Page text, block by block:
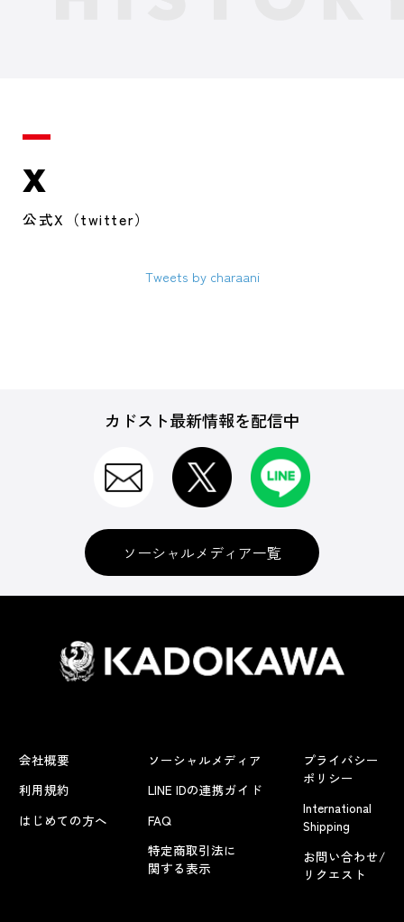
X
公式X（twitter）
Tweets by charaani
カドスト最新情報を配信中
ソーシャルメディア一覧
会社概要
利用規約
はじめての方へ
ソーシャルメディア
LINE IDの連携ガイド
FAQ
特定商取引法に
関する表示
プライバシー
ポリシー
International
Shipping
お問い合わせ/
リクエスト